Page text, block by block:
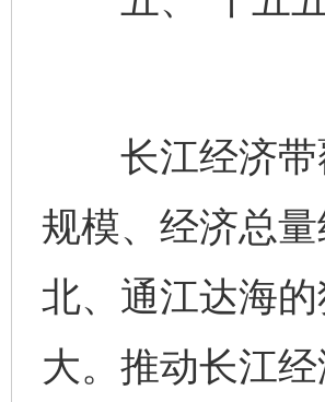
长江经济带
规模、经济总
北、通江达海
大。推动长江